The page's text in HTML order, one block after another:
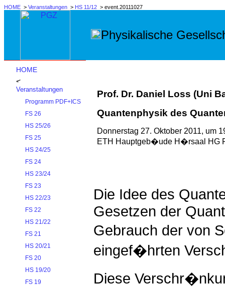
HOME > Veranstaltungen > HS 11/12 > event.20111027
Physikalische
HOME
Veranstaltungen
Programm PDF+ICS
FS 26
HS 25/26
FS 25
HS 24/25
FS 24
HS 23/24
FS 23
HS 22/23
FS 22
HS 21/22
FS 21
HS 20/21
FS 20
HS 19/20
FS 19
Prof. Dr. Daniel Loss (Uni
Quantenphysik des
Donnerstag 27. Oktober 2011, um
ETH Hauptgeb�ude H�rsaal HG
Die Idee des
Gesetzen der
Gebrauch der von
eingef�hrten
Diese